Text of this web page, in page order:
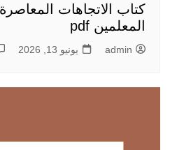
كتاب الاتجاهات
المعلمين pdf
admin يونيو 13, 2026